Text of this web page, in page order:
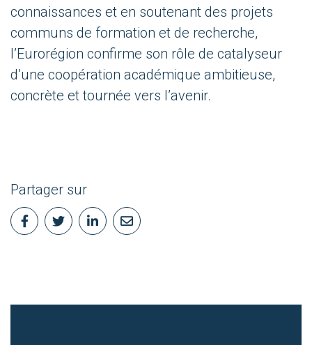
connaissances et en soutenant des projets
communs de formation et de recherche,
l’Eurorégion confirme son rôle de catalyseur
d’une coopération académique ambitieuse,
concrète et tournée vers l’avenir.
Partager sur